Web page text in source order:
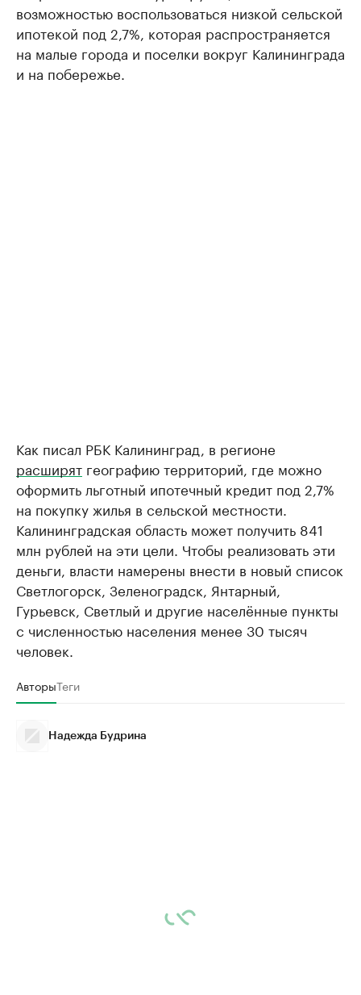
возможностью воспользоваться низкой сельской
ипотекой под 2,7%, которая распространяется
на малые города и поселки вокруг Калининграда
и на побережье.
Как писал РБК Калининград, в регионе
расширят географию территорий, где можно
оформить льготный ипотечный кредит под 2,7%
на покупку жилья в сельской местности.
Калининградская область может получить 841
млн рублей на эти цели. Чтобы реализовать эти
деньги, власти намерены внести в новый список
Светлогорск, Зеленоградск, Янтарный,
Гурьевск, Светлый и другие населённые пункты
с численностью населения менее 30 тысяч
человек.
АвторыТеги
Надежда Будрина